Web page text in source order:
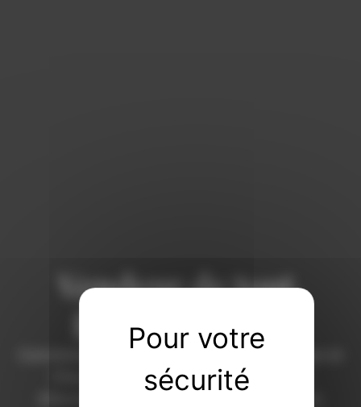
Vendeur de tout,
faiseur de rien
Chaumont depuis 1908. Une expertise